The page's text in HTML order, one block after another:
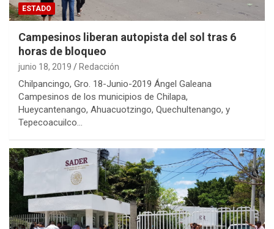
ESTADO
Campesinos liberan autopista del sol tras 6
horas de bloqueo
junio 18, 2019 Redacción
Chilpancingo, Gro. 18-Junio-2019 Ángel Galeana
Campesinos de los municipios de Chilapa,
Hueycantenango, Ahuacuotzingo, Quechultenango, y
Tepecoacuilco…